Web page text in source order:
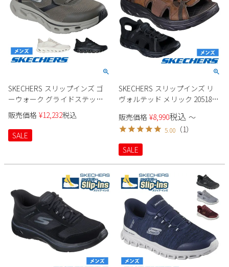
SKECHERS スリップインズ ゴ
ーウォーク グライドステップ
2.0 ザック 216660 メンズ
販売価格 ¥12,232税込
SALE
SKECHERS スリップインズ リ
ヴォルテッド メリック 205181
販売価格 ¥8,990税込 〜
5.00 （1）
SALE